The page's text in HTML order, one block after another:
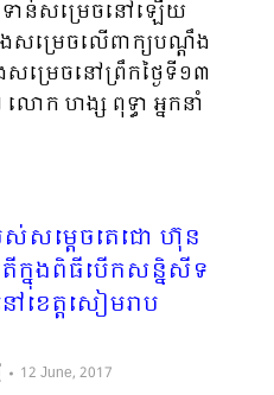
ាន់សម្រេចនៅឡើយ
សម្រេចលើពាក្យបណ្ដឹង
រេចនៅព្រឹកថ្ងៃទី១៣
ោក ហង្ស ពុទ្ធា អ្នកនាំ
សម្តេចតេជោ ហ៊ុន
ក្នុងពិធី​បើកសន្និសីទ​
ខេត្តសៀមរាប
12 June, 2017